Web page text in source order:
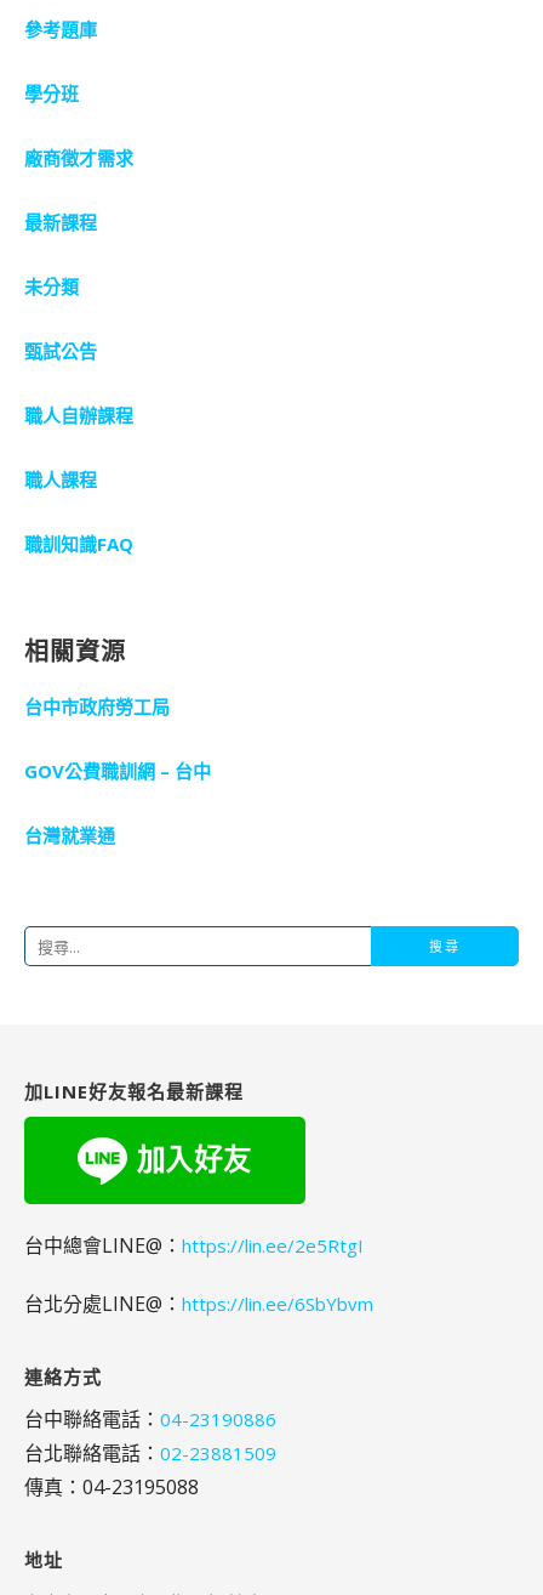
參考題庫
學分班
廠商徵才需求
最新課程
未分類
甄試公告
職人自辦課程
職人課程
職訓知識FAQ
相關資源
台中市政府勞工局
GOV公費職訓網 – 台中
台灣就業通
搜
字:
加LINE好友報名最新課程
台中總會LINE@： https://lin.ee/2e5RtgI
台北分處LINE@： https://lin.ee/6SbYbvm
連絡方式
台中聯絡電話： 04-23190886
台北聯絡電話： 02-23881509
傳真：04-23195088
地址